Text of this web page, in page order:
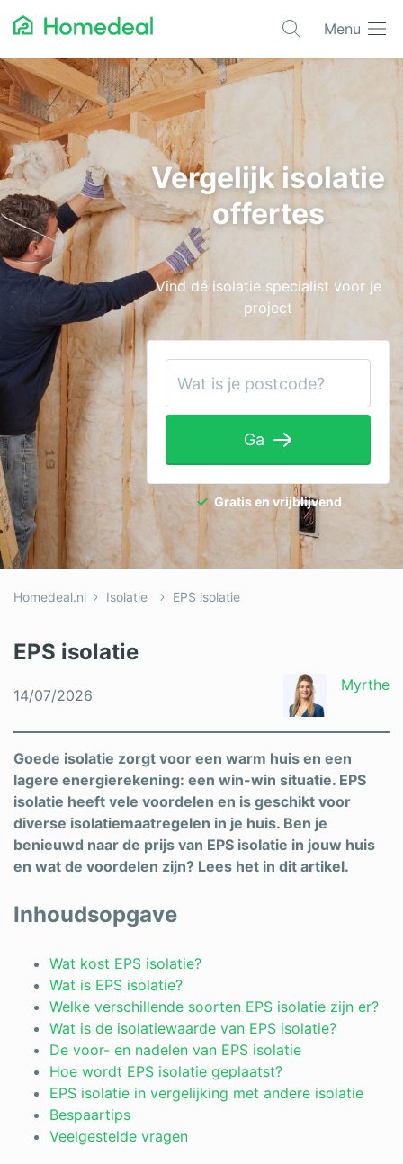
Menu
Populaire projecten
Asbest verwijderen
Dakbedekking
Dakkapel
Glas
Isolatie
Kozijnen
Laadpalen
Schilderwerk
Tuinaanleg
Ventilatie
Warmtepomp
Wellness
Zonnepanelen
Overige projecten
Vergelijk isolatie
offertes
Vind dé isolatie specialist voor je
project
Ga
Gratis en vrijblijvend
Homedeal.nl Isolatie EPS isolatie
EPS isolatie
14/07/2026
Myrthe
Goede isolatie zorgt voor een warm huis en een
lagere energierekening: een win-win situatie. EPS
isolatie heeft vele voordelen en is geschikt voor
diverse isolatiemaatregelen in je huis. Ben je
benieuwd naar de prijs van EPS isolatie in jouw huis
en wat de voordelen zijn? Lees het in dit artikel.
Inhoudsopgave
Wat kost EPS isolatie?
Wat is EPS isolatie?
Welke verschillende soorten EPS isolatie zijn er?
Wat is de isolatiewaarde van EPS isolatie?
De voor- en nadelen van EPS isolatie
Hoe wordt EPS isolatie geplaatst?
EPS isolatie in vergelijking met andere isolatie
Bespaartips
Veelgestelde vragen